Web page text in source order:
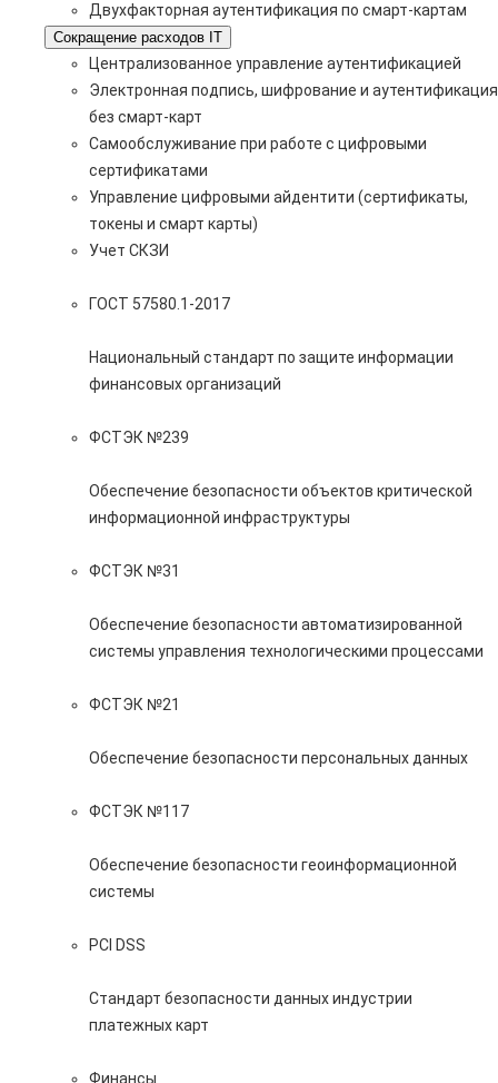
Двухфакторная аутентификация по смарт-картам
Сокращение расходов IT
Централизованное управление аутентификацией
Электронная подпись, шифрование и аутентификация
без смарт-карт
Самообслуживание при работе с цифровыми
сертификатами
Управление цифровыми айдентити (сертификаты,
токены и смарт карты)
Учет СКЗИ
ГОСТ 57580.1-2017
Национальный стандарт по защите информации
финансовых организаций
ФСТЭК №239
Обеспечение безопасности объектов критической
информационной инфраструктуры
ФСТЭК №31
Обеспечение безопасности автоматизированной
системы управления технологическими процессами
ФСТЭК №21
Обеспечение безопасности персональных данных
ФСТЭК №117
Обеспечение безопасности геоинформационной
системы
PCI DSS
Стандарт безопасности данных индустрии
платежных карт
Финансы